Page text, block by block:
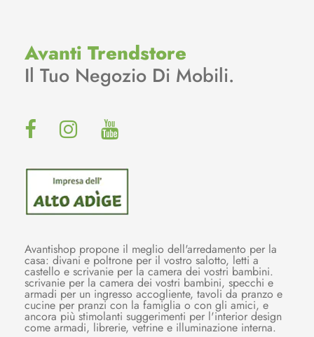
Avanti Trendstore
Il Tuo Negozio Di Mobili.
Avantishop propone il meglio dell'arredamento per la
casa: divani e poltrone per il vostro salotto, letti a
castello e scrivanie per la camera dei vostri bambini.
scrivanie per la camera dei vostri bambini, specchi e
armadi per un ingresso accogliente, tavoli da pranzo e
cucine per pranzi con la famiglia o con gli amici, e
ancora più stimolanti suggerimenti per l'interior design
come armadi, librerie, vetrine e illuminazione interna.